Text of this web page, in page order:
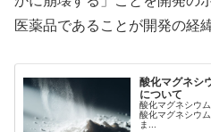
医薬品であることが開発の経
酸化マグネシ
について
酸化マグネシウ
酸化マグネシウ
ま...